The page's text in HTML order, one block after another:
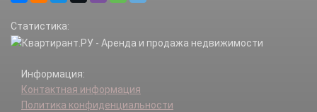
Статистика:
Информация:
Контактная информация
Политика конфиденциальности